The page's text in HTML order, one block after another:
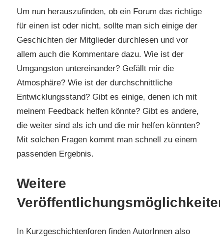
Um nun herauszufinden, ob ein Forum das richtige
für einen ist oder nicht, sollte man sich einige der
Geschichten der Mitglieder durchlesen und vor
allem auch die Kommentare dazu. Wie ist der
Umgangston untereinander? Gefällt mir die
Atmosphäre? Wie ist der durchschnittliche
Entwicklungsstand? Gibt es einige, denen ich mit
meinem Feedback helfen könnte? Gibt es andere,
die weiter sind als ich und die mir helfen könnten?
Mit solchen Fragen kommt man schnell zu einem
passenden Ergebnis.
Weitere
In Kurzgeschichtenforen finden AutorInnen also